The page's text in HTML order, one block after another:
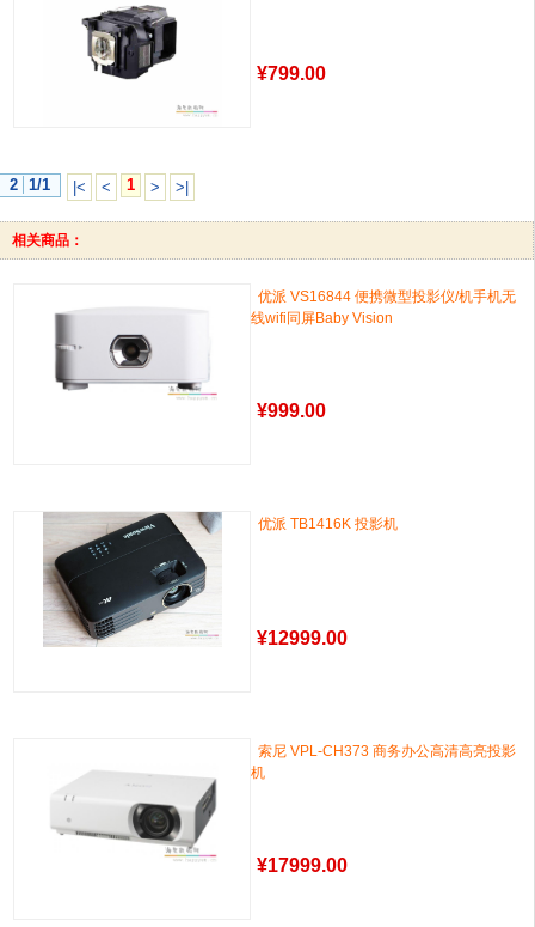
¥799.00
2 1/1 |< < 1 > >|
相关商品：
优派 VS16844 便携微型投影仪/机手机无
线wifi同屏Baby Vision
¥999.00
优派 TB1416K 投影机
¥12999.00
索尼 VPL-CH373 商务办公高清高亮投影
机
¥17999.00